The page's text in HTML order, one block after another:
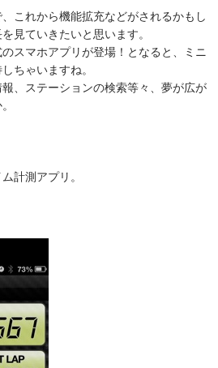
これから機能拡充などがされるかもし
見ていきたいと思います。
スマホアプリが登場！となると、ミニ
ちゃいますね。
、ステーションの検索等々、夢が広が
計測アプリ。